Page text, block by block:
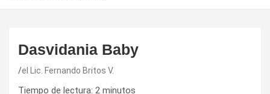
Dasvidania Baby
el Lic. Fernando Britos V.
Tiempo de lectura: 2 minutos